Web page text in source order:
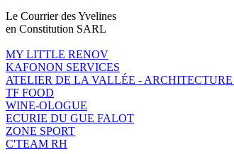
Le Courrier des Yvelines
en Constitution SARL
MY LITTLE RENOV
KAFONON SERVICES
ATELIER DE LA VALLÉE -
TF FOOD
WINE-OLOGUE
ECURIE DU GUE FALOT
ZONE SPORT
C'TEAM RH